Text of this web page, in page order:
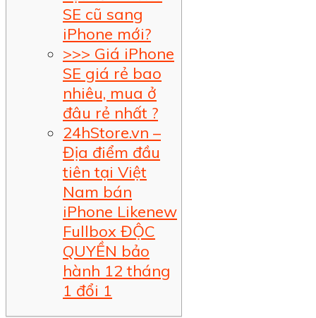
SE cũ sang
iPhone mới?
>>> Giá iPhone
SE giá rẻ bao
nhiêu, mua ở
đâu rẻ nhất ?
24hStore.vn –
Địa điểm đầu
tiên tại Việt
Nam bán
iPhone Likenew
Fullbox ĐỘC
QUYỀN bảo
hành 12 tháng
1 đổi 1